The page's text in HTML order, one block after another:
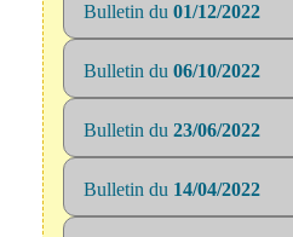
Bulletin du 01/12/2022
Bulletin du 06/10/2022
Bulletin du 23/06/2022
Bulletin du 14/04/2022